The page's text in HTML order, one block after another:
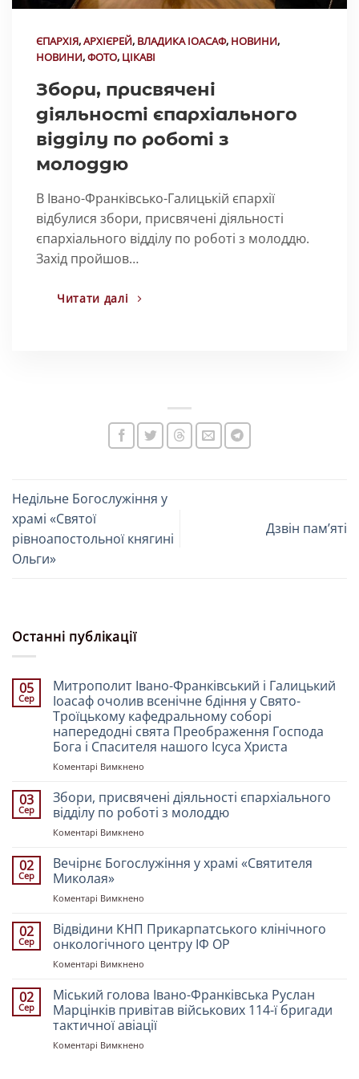
ЄПАРХІЯ,АРХІЄРЕЙ, ВЛАДИКА ІОАСАФ, НОВИНИ,
НОВИНИ,ФОТО, ЦІКАВІ
Збори, присвячені
діяльності єпархіального
відділу по роботі з
молоддю
В Івано-Франківсько-Галицькій єпархії
відбулися збори, присвячені діяльності
єпархіального відділу по роботі з молоддю.
Захід пройшов…
Читати далі
Недільне Богослужіння у
храмі «Святої
рівноапостольної княгині
Ольги»
Дзвін памʼяті
Останні публікації
05
Сер
Митрополит Івано-Франківський і Галицький
Іоасаф очолив всенічне бдіння у Свято-
Троїцькому кафедральному соборі
напередодні свята Преображення Господа
Бога і Спасителя нашого Ісуса Христа
Коментарі Вимкнено
Івано-
Франківський
і
очолив
всенічне
Троїцькому
кафедральному
Преображення
Господа
Бога
03
Сер
Збори, присвячені діяльності єпархіального
відділу по роботі з молоддю
Коментарі Вимкнено
присвячені
діяльності
роботі
з
молоддю
02
Сер
Вечірнє Богослужіння у храмі «Святителя
Миколая»
Коментарі Вимкнено
Богослужіння
храмі
02
Сер
Відвідини КНП Прикарпатського клінічного
онкологічного центру ІФ ОР
Коментарі Вимкнено
КНП
Прикарпатського
клінічного
онкологічного
02
Сер
Міський голова Івано-Франківська Руслан
Марцінків привітав військових 114-ї бригади
тактичної авіації
Коментарі Вимкнено